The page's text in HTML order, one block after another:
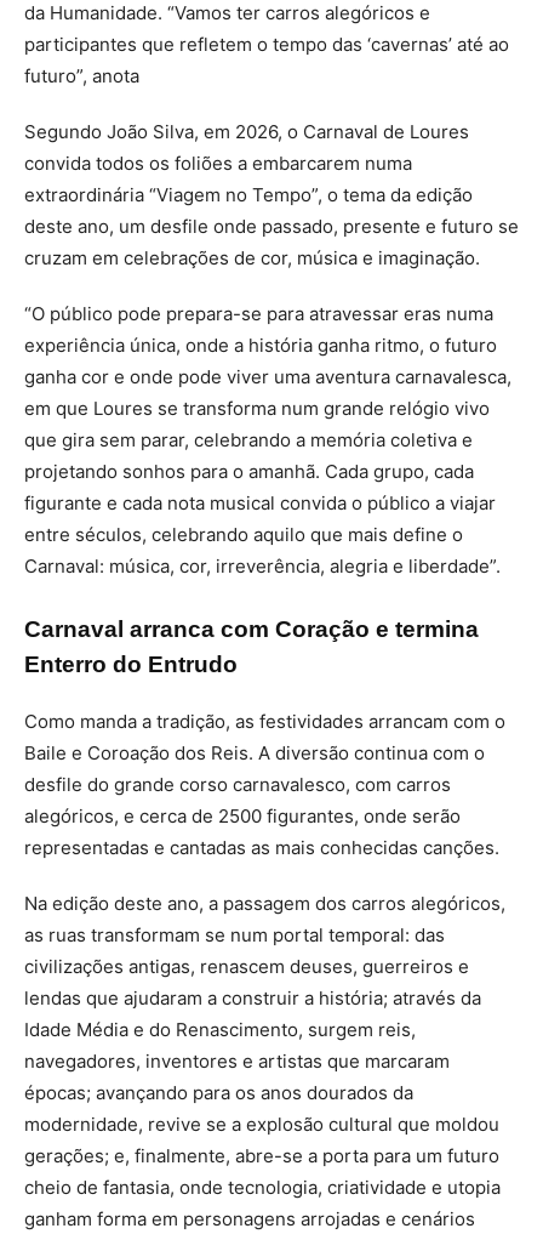
da Humanidade. “Vamos ter carros alegóricos e
participantes que refletem o tempo das ‘cavernas’ até ao
futuro”, anota
Segundo João Silva, em 2026, o Carnaval de Loures
convida todos os foliões a embarcarem numa
extraordinária “Viagem no Tempo”, o tema da edição
deste ano, um desfile onde passado, presente e futuro se
cruzam em celebrações de cor, música e imaginação.
“O público pode prepara-se para atravessar eras numa
experiência única, onde a história ganha ritmo, o futuro
ganha cor e onde pode viver uma aventura carnavalesca,
em que Loures se transforma num grande relógio vivo
que gira sem parar, celebrando a memória coletiva e
projetando sonhos para o amanhã. Cada grupo, cada
figurante e cada nota musical convida o público a viajar
entre séculos, celebrando aquilo que mais define o
Carnaval: música, cor, irreverência, alegria e liberdade”.
Carnaval arranca com Coração e termina
Enterro do Entrudo
Como manda a tradição, as festividades arrancam com o
Baile e Coroação dos Reis. A diversão continua com o
desfile do grande corso carnavalesco, com carros
alegóricos, e cerca de 2500 figurantes, onde serão
representadas e cantadas as mais conhecidas canções.
Na edição deste ano, a passagem dos carros alegóricos,
as ruas transformam se num portal temporal: das
civilizações antigas, renascem deuses, guerreiros e
lendas que ajudaram a construir a história; através da
Idade Média e do Renascimento, surgem reis,
navegadores, inventores e artistas que marcaram
épocas; avançando para os anos dourados da
modernidade, revive se a explosão cultural que moldou
gerações; e, finalmente, abre-se a porta para um futuro
cheio de fantasia, onde tecnologia, criatividade e utopia
ganham forma em personagens arrojadas e cenários